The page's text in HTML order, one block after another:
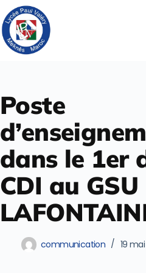
Poste
dans le 1er
CDI au GSU
communication 19